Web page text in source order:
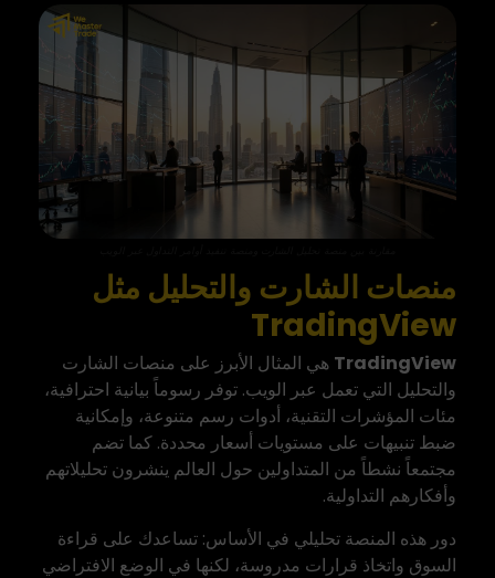
منصات الشارت والتحليل مثل
TradingView
TradingView هي المثال الأبرز على منصات الشارت
والتحليل التي تعمل عبر الويب. توفر رسوماً بيانية احترافية،
مئات المؤشرات التقنية، أدوات رسم متنوعة، وإمكانية
ضبط تنبيهات على مستويات أسعار محددة. كما تضم
مجتمعاً نشطاً من المتداولين حول العالم ينشرون تحليلاتهم
وأفكارهم التداولية.
دور هذه المنصة تحليلي في الأساس: تساعدك على قراءة
السوق واتخاذ قرارات مدروسة، لكنها في الوضع الافتراضي